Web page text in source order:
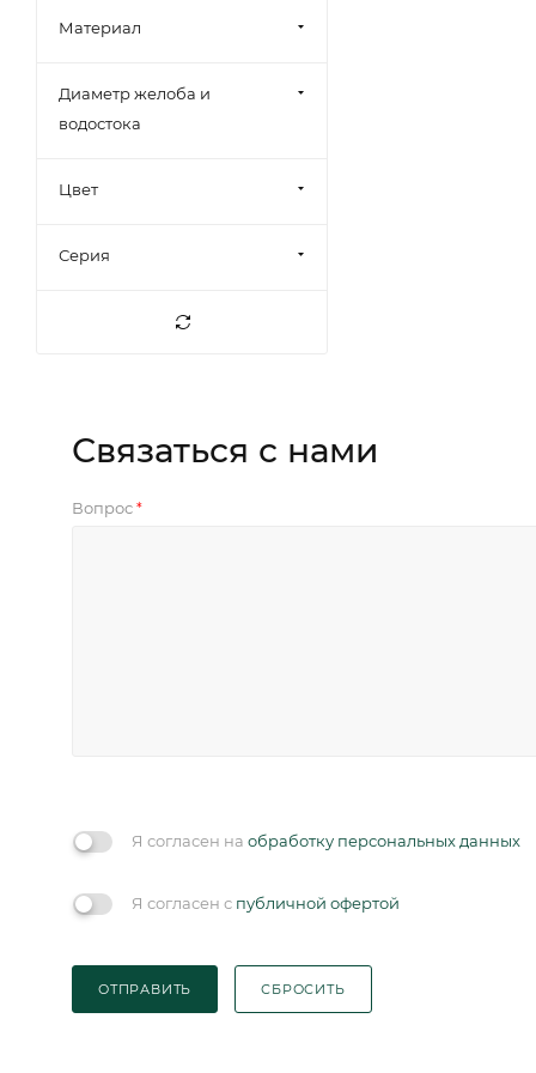
внутренний
Материал
Диаметр желоба и
водостока
Цвет
Серия
Связаться с нами
Вопрос *
Я согласен на обработку персональных данных
Я согласен с публичной офертой
ОТПРАВИТЬ СБРОСИТЬ